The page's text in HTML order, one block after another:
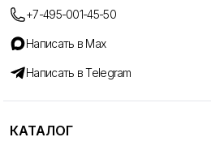
+7-495-001-45-50
Написать в Max
Написать в Telegram
КАТАЛОГ